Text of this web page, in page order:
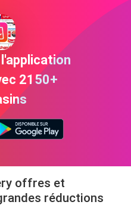
2150+
offres et
réductions